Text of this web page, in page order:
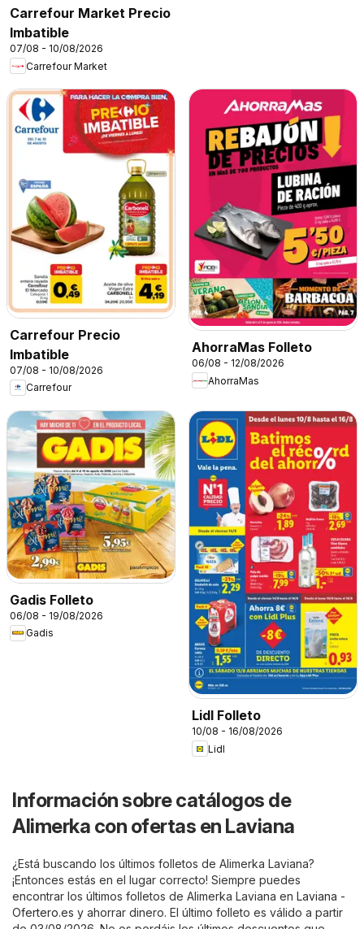
Carrefour Market Precio
Imbatible
07/08 - 10/08/2026
Carrefour Market
Carrefour Precio
Imbatible
07/08 - 10/08/2026
Carrefour
AhorraMas Folleto
06/08 - 12/08/2026
AhorraMas
Gadis Folleto
06/08 - 19/08/2026
Gadis
Lidl Folleto
10/08 - 16/08/2026
Lidl
Información sobre catálogos de
Alimerka con ofertas en Laviana
¿Está buscando los últimos folletos de Alimerka Laviana?
¡Entonces estás en el lugar correcto! Siempre puedes
encontrar los últimos folletos de Alimerka Laviana en Laviana -
Ofertero.es y ahorrar dinero. El último folleto es válido a partir